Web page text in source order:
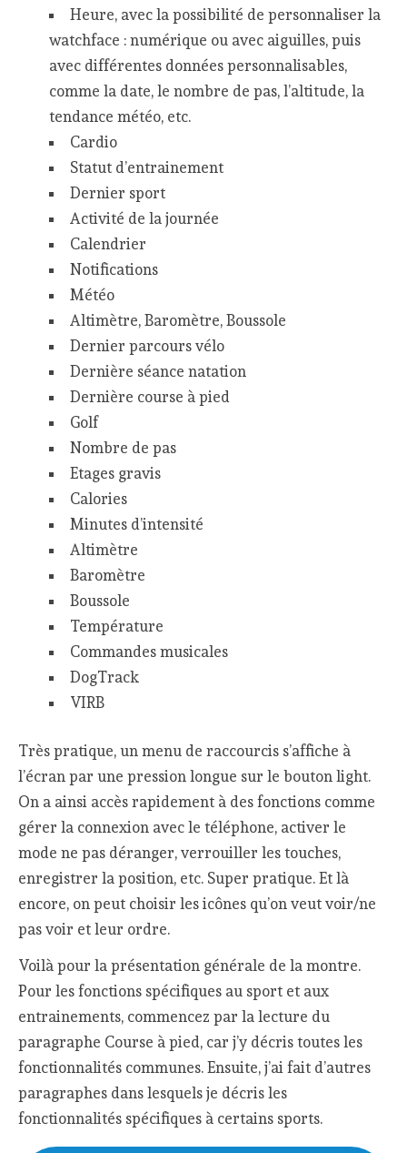
Heure, avec la possibilité de personnaliser la
watchface : numérique ou avec aiguilles, puis
avec différentes données personnalisables,
comme la date, le nombre de pas, l’altitude, la
tendance météo, etc.
Cardio
Statut d’entrainement
Dernier sport
Activité de la journée
Calendrier
Notifications
Météo
Altimètre, Baromètre, Boussole
Dernier parcours vélo
Dernière séance natation
Dernière course à pied
Golf
Nombre de pas
Etages gravis
Calories
Minutes d’intensité
Altimètre
Baromètre
Boussole
Température
Commandes musicales
DogTrack
VIRB
Très pratique, un menu de raccourcis s’affiche à
l’écran par une pression longue sur le bouton light.
On a ainsi accès rapidement à des fonctions comme
gérer la connexion avec le téléphone, activer le
mode ne pas déranger, verrouiller les touches,
enregistrer la position, etc. Super pratique. Et là
encore, on peut choisir les icônes qu’on veut voir/ne
pas voir et leur ordre.
Voilà pour la présentation générale de la montre.
Pour les fonctions spécifiques au sport et aux
entrainements, commencez par la lecture du
paragraphe Course à pied, car j’y décris toutes les
fonctionnalités communes. Ensuite, j’ai fait d’autres
paragraphes dans lesquels je décris les
fonctionnalités spécifiques à certains sports.